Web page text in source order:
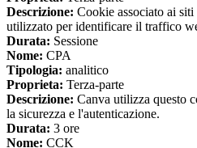
Descrizione: Cookie associato ai
utilizzato per identificare il traffico
Durata: Sessione
Nome: CPA
Tipologia: analitico
Proprieta: Terza-parte
Descrizione: Canva utilizza questo
la sicurezza e l'autenticazione.
Durata: 3 ore
Nome: CCK